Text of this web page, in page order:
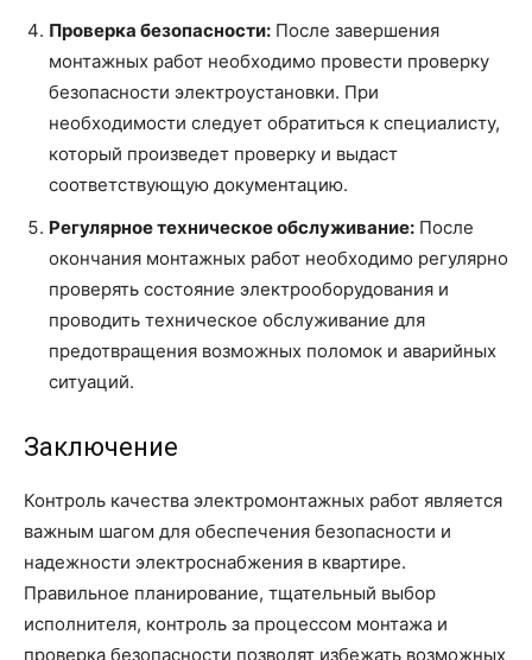
Проверка безопасности: После завершения
монтажных работ необходимо провести проверку
безопасности электроустановки. При
необходимости следует обратиться к специалисту,
который произведет проверку и выдаст
соответствующую документацию.
Регулярное техническое обслуживание: После
окончания монтажных работ необходимо регулярно
проверять состояние электрооборудования и
проводить техническое обслуживание для
предотвращения возможных поломок и аварийных
ситуаций.
Заключение
Контроль качества электромонтажных работ является
важным шагом для обеспечения безопасности и
надежности электроснабжения в квартире.
Правильное планирование, тщательный выбор
исполнителя, контроль за процессом монтажа и
проверка безопасности позволят избежать возможных